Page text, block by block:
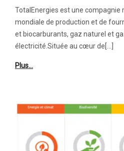
TotalEnergies est une
mondiale de production et de
et biocarburants, gaz naturel et
électricité.Située au cœur de[…]
Plus…